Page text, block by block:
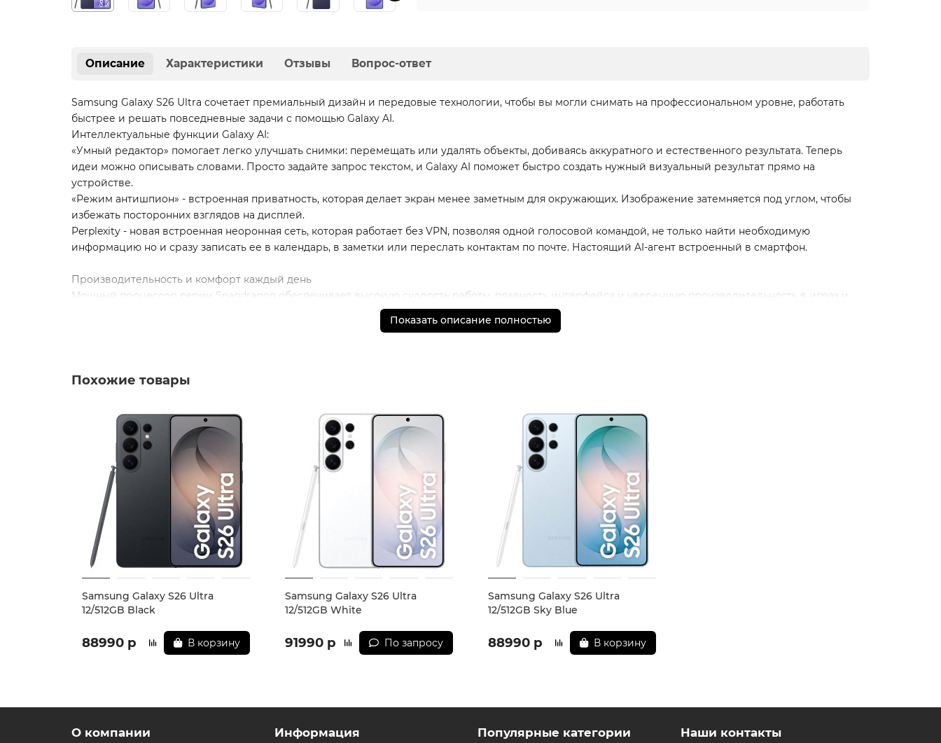
Описание Характеристики Отзывы Вопрос-ответ
Samsung Galaxy S26 Ultra сочетает премиальный дизайн и передовые технологии, чтобы вы могли снимать на профессиональном уровне, работать
быстрее и решать повседневные задачи с помощью Galaxy AI.
Интеллектуальные функции Galaxy AI:
«Умный редактор» помогает легко улучшать снимки: перемещать или удалять объекты, добиваясь аккуратного и естественного результата. Теперь
идеи можно описывать словами. Просто задайте запрос текстом, и Galaxy AI поможет быстро создать нужный визуальный результат прямо на
устройстве.
«Режим антишпион» - встроенная приватность, которая делает экран менее заметным для окружающих. Изображение затемняется под углом, чтобы
избежать посторонних взглядов на дисплей.
Perplexity - новая встроенная неоронная сеть, которая работает без VPN, позволяя одной голосовой командой, не только найти необходимую
информацию но и сразу записать ее в календарь, в заметки или переслать контактам по почте. Настоящий AI-агент встроенный в смартфон.
Производительность и комфорт каждый день
Мощный процессор серии Snapdragon обеспечивает высокую скорость работы, плавность интерфейса и уверенную производительность в играх и
Аккумулятор 5000 мА·ч - длительное время работы без лишних переживаний о зарядке.
Улучшенная система охлаждения - смартфон эффективнее справляется с нагрузками и сохраняет стабильную производительность.*
творчества.
* - Актуальную стоимость и наличие товара, а также порядок доставки и оплаты необходимо уточнять у менеджеров магазина.
** - На момент покупки не предустановлены обязательные приложения, в том числе единый магазин приложений (RuStore)
Показать описание полностью
Похожие товары
Samsung Galaxy S26 Ultra
12/512GB Black
88990 р В корзину
Samsung Galaxy S26 Ultra
12/512GB White
91990 р По запросу
Samsung Galaxy S26 Ultra
12/512GB Sky Blue
88990 р В корзину
О компании Информация Популярные категории Наши контакты